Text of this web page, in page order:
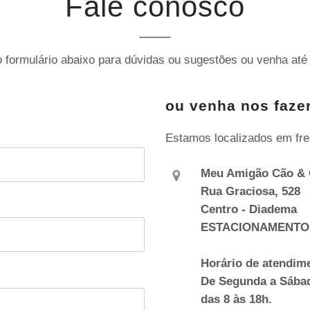
Fale conosco
formulário abaixo para dúvidas ou sugestões ou venha
ou venha nos
Estamos localizados em
Meu Amigão Cão &
Rua Graciosa, 528
Centro - Diadema
Horário de
De Segunda a
das 8 às 18h.